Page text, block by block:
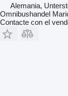
Alemania,
Omnibushandel
Contacte con el